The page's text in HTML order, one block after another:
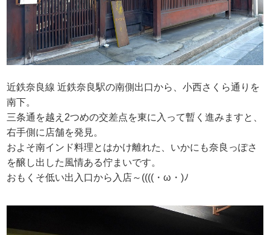
近鉄奈良線 近鉄奈良駅の南側出口から、小西さくら通りを
南下。
三条通を越え2つめの交差点を東に入って暫く進みますと、
右手側に店舗を発見。
およそ南インド料理とはかけ離れた、いかにも奈良っぽさ
を醸し出した風情ある佇まいです。
おもくそ低い出入口から入店～((((・ω・)ﾉ